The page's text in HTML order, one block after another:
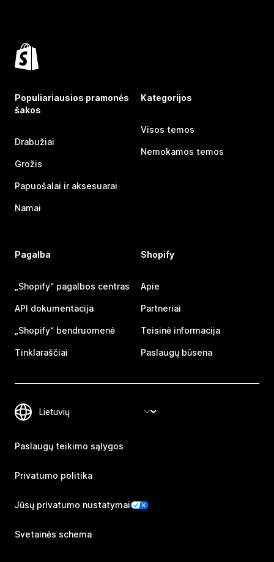
Populiariausios pramonės
šakos
Drabužiai
Grožis
Papuošalai ir aksesuarai
Namai
Kategorijos
Visos temos
Nemokamos temos
Pagalba
„Shopify“ pagalbos centras
API dokumentacija
„Shopify“ bendruomenė
Tinklaraščiai
Shopify
Apie
Partneriai
Teisinė informacija
Paslaugų būsena
Paslaugų teikimo sąlygos
Privatumo politika
Jūsų privatumo nustatymai
Svetainės schema